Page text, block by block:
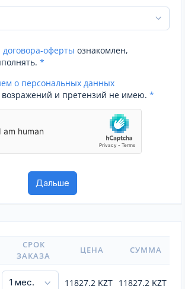
договора-оферты ознакомлен,
*
о персональных данных
возражений и претензий не имею. *
СРОК
ЗАКАЗА
ЦЕНА СУММА
11827.2 KZT 11827.2 KZT